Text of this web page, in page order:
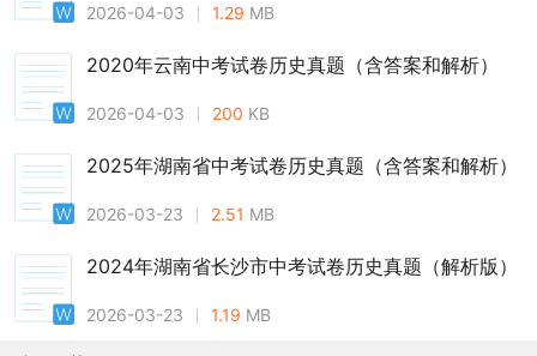
2026-04-03 1.29 MB
2020年云南中考试卷历史真题（含答案和解析）
2026-04-03 200 KB
2025年湖南省中考试卷历史真题（含答案和解析）
2026-03-23 2.51 MB
2024年湖南省长沙市中考试卷历史真题（解析版）
2026-03-23 1.19 MB